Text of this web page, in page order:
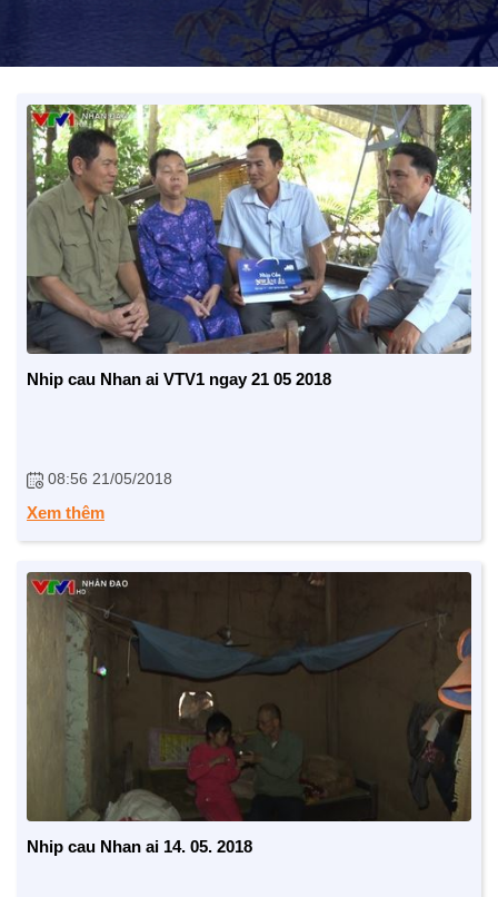
CHÍNH SÁCH AN SINH
Giảm nghèo bền vững
Xây dựng Nông thôn mới
Bảo hiểm xã hội - Bảo hiểm y tế
Y tế và sức khỏe
Nhip cau Nhan ai VTV1 ngay 21 05 2018
08:56 21/05/2018
Xem thêm
Nhip cau Nhan ai 14. 05. 2018